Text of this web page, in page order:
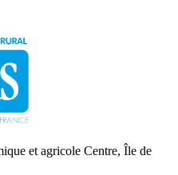
et agricole Centre, Île de